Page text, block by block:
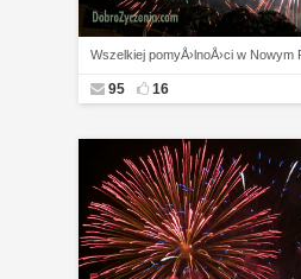
Wszelkiej pomyÅ›lnoÅ›ci w Nowym
95 16